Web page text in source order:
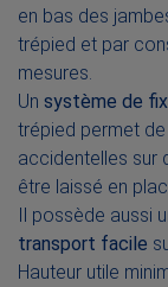
en bas des
trépied et par
mesures.
Un système de
trépied permet de
accidentelles sur
être laissé en
Il possède aussi
transport facile
Hauteur utile